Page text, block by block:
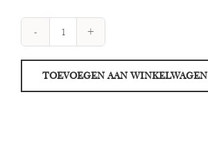
Lemon
TOEVOEGEN AAN WINKELWAGEN